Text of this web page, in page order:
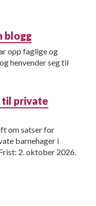
blogg
opp faglige og
henvender seg til
til private
om satser for
barnehager i
2. oktober 2026.